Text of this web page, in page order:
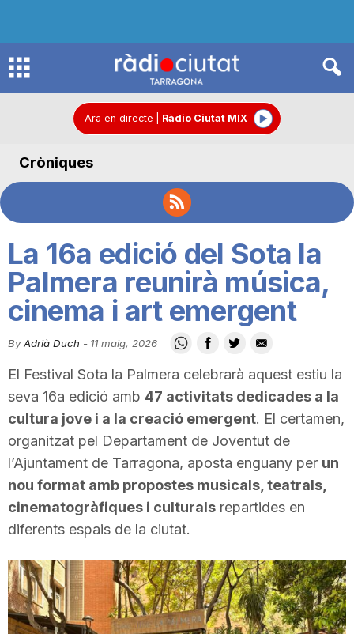
R
d
C
i
u
t
t
d
Ara en directe Ràdio Ciutat MIX
Cròniques
La 16a edició del Sota la
Palmera reunirà música,
cinema i art emergent
By Adrià Duch - 11 maig, 2026
El Festival Sota la Palmera celebrarà aquest estiu la
seva 16a edició amb 47 activitats dedicades a la
cultura jove i a la creació emergent. El certamen,
organitzat pel Departament de Joventut de
l’Ajuntament de Tarragona, aposta enguany per un
nou format amb propostes musicals, teatrals,
cinematogràfiques i culturals repartides en
diferents espais de la ciutat.